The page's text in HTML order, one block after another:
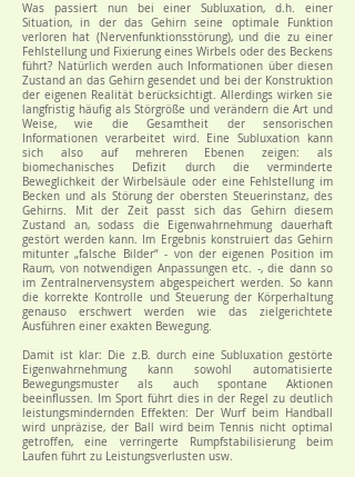
Was passiert nun bei einer Subluxation, d.h. einer
Situation, in der das Gehirn seine optimale Funktion
verloren hat (Nervenfunktionsstörung), und die zu einer
Fehlstellung und Fixierung eines Wirbels oder des Beckens
führt? Natürlich werden auch Informationen über diesen
Zustand an das Gehirn gesendet und bei der Konstruktion
der eigenen Realität berücksichtigt. Allerdings wirken sie
langfristig häufig als Störgröße und verändern die Art und
Weise, wie die Gesamtheit der sensorischen
Informationen verarbeitet wird. Eine Subluxation kann
sich also auf mehreren Ebenen zeigen: als
biomechanisches Defizit durch die verminderte
Beweglichkeit der Wirbelsäule oder eine Fehlstellung im
Becken und als Störung der obersten Steuerinstanz, des
Gehirns. Mit der Zeit passt sich das Gehirn diesem
Zustand an, sodass die Eigenwahrnehmung dauerhaft
gestört werden kann. Im Ergebnis konstruiert das Gehirn
mitunter „falsche Bilder“ - von der eigenen Position im
Raum, von notwendigen Anpassungen etc. -, die dann so
im Zentralnervensystem abgespeichert werden. So kann
die korrekte Kontrolle und Steuerung der Körperhaltung
genauso erschwert werden wie das zielgerichtete
Ausführen einer exakten Bewegung.
Damit ist klar: Die z.B. durch eine Subluxation gestörte
Eigenwahrnehmung kann sowohl automatisierte
Bewegungsmuster als auch spontane Aktionen
beeinflussen. Im Sport führt dies in der Regel zu deutlich
leistungsmindernden Effekten: Der Wurf beim Handball
wird unpräzise, der Ball wird beim Tennis nicht optimal
getroffen, eine verringerte Rumpfstabilisierung beim
Laufen führt zu Leistungsverlusten usw.